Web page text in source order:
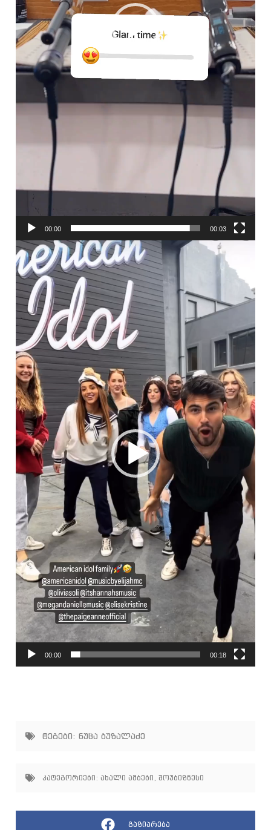
00:00 00:03
ვიდეო
დამკვრელი
00:00 00:18
ტეგები: ნუცა ბუზალაძე
კატეგორიები: ახალი ამბები , შოუბიზნესი
გაზიარება